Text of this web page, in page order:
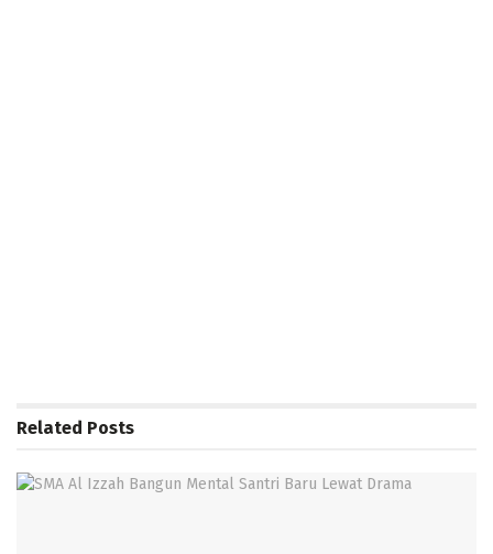
Related Posts